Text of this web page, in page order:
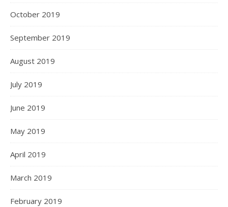
October 2019
September 2019
August 2019
July 2019
June 2019
May 2019
April 2019
March 2019
February 2019